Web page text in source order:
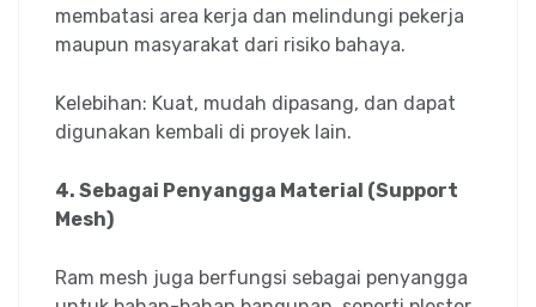
membatasi area kerja dan melindungi pekerja
maupun masyarakat dari risiko bahaya.
Kelebihan: Kuat, mudah dipasang, dan dapat
digunakan kembali di proyek lain.
4. Sebagai Penyangga Material (Support
Mesh)
Ram mesh juga berfungsi sebagai penyangga